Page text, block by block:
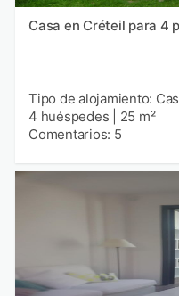
Casa en Créteil para 4
Tipo de alojamiento:
4 huéspedes
25 m²
Comentarios: 5